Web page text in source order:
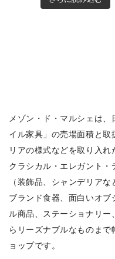
メゾン・ド・マルシェは
イル家具」の売場面積と取
リアの様式などを取り入れ
クラシカル・エレガント・
（装飾品、シャンデリア
ブランド食器、面白いオブ
ル商品、ステーショナリ
らリーズナブルなものま
ョップです。